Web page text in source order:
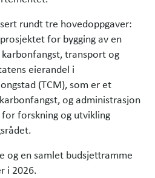
rundt tre hovedoppgaver:
for bygging av en
transport og
eierandel i
(TCM), som er et
og administrasjon
forskning og utvikling
og en samlet budsjettramme
i 2026.